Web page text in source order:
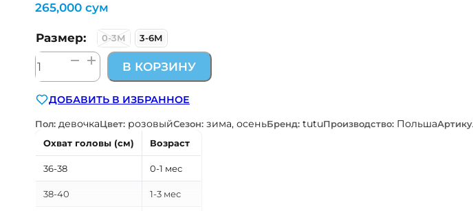
265,000 сум
Размер: 0-3М 3-6М
Количество
товара
шапка
на
х/
б
подкладом
В КОРЗИНУ
ДОБАВИТЬ В ИЗБРАННОЕ
Пол: девочкаЦвет: розовыйСезон: зима, осеньБренд: tutuПроизводство: Польша
Охват головы (см)
Возраст
36-38 0-1 мес
38-40 1-3 мес